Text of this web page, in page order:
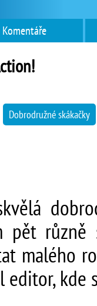
Komentáře
Dobrodružné skákačky
pět
malého
editor,